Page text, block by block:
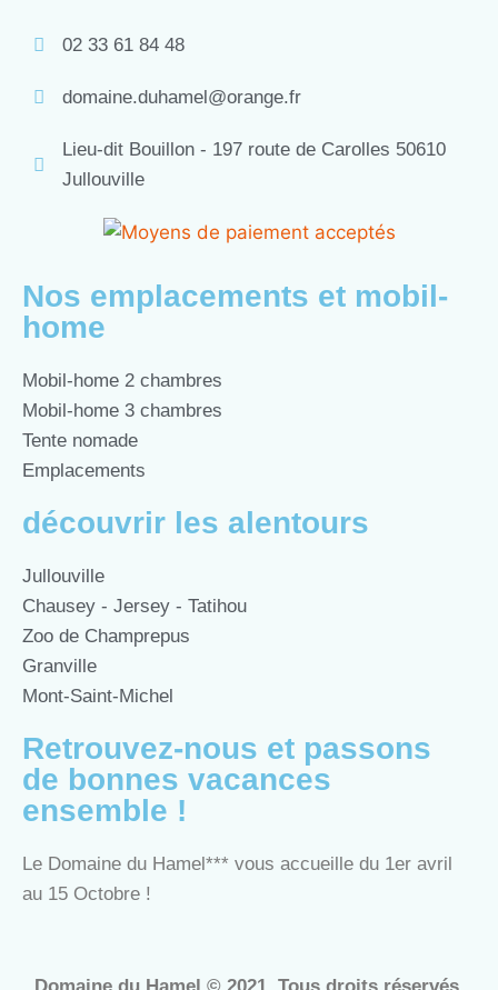
02 33 61 84 48
domaine.duhamel@orange.fr
Lieu-dit Bouillon - 197 route de Carolles 50610
Jullouville
Nos emplacements et mobil-
home
Mobil-home 2 chambres
Mobil-home 3 chambres
Tente nomade
Emplacements
découvrir les alentours
Jullouville
Chausey - Jersey - Tatihou
Zoo de Champrepus
Granville
Mont-Saint-Michel
Retrouvez-nous et passons
de bonnes vacances
ensemble !
Le Domaine du Hamel*** vous accueille du 1er avril
au 15 Octobre !